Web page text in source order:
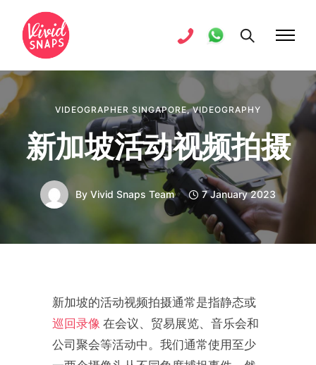
VIDEOGRAPHER SINGAPORE,VIDEOGRAPHY
新加坡活动视频拍摄
By Vivid Snaps Team 7 January 2023
新加坡的活动视频拍摄通常是指静态或
巡回录像在会议、贸易展览、音乐会和
公司聚会等活动中。我们通常使用至少